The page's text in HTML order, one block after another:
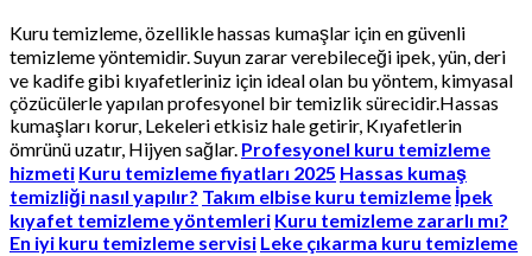
Kuru temizleme, özellikle hassas kumaşlar için en güvenli
temizleme yöntemidir. Suyun zarar verebileceği ipek, yün, deri
ve kadife gibi kıyafetleriniz için ideal olan bu yöntem, kimyasal
çözücülerle yapılan profesyonel bir temizlik sürecidir.Hassas
kumaşları korur, Lekeleri etkisiz hale getirir, Kıyafetlerin
ömrünü uzatır, Hijyen sağlar. Profesyonel kuru temizleme
hizmeti Kuru temizleme fiyatları 2025 Hassas kumaş
temizliği nasıl yapılır? Takım elbise kuru temizleme İpek
kıyafet temizleme yöntemleri Kuru temizleme zararlı mı?
En iyi kuru temizleme servisi Leke çıkarma kuru temizleme